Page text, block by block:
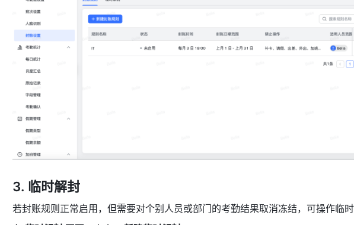
临时解封
若封账规则正常启用，但需要对个别人员或部门的考勤结果取消冻结，可操作临